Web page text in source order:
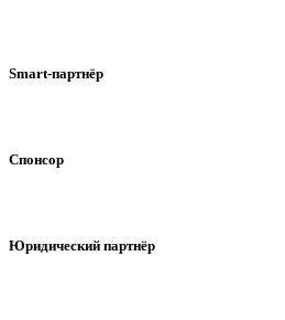
Smart-партнёр
Спонсор
Юридический партнёр